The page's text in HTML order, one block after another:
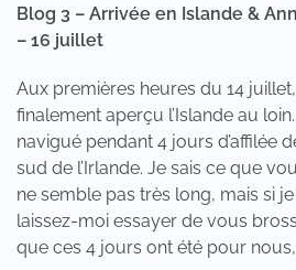
Blog 3 – Arrivée en Islande &
– 16 juillet
Aux premières heures du 14
finalement aperçu l’Islande au
navigué pendant 4 jours d’affilée
sud de l’Irlande. Je sais ce que
ne semble pas très long, mais si
laissez-moi essayer de vous
que ces 4 jours ont été pour